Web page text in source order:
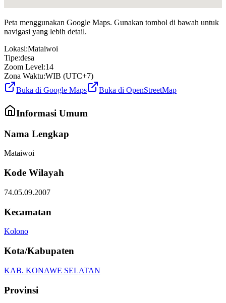
Peta menggunakan Google Maps. Gunakan tombol di bawah untuk
navigasi yang lebih detail.
Lokasi:Mataiwoi
Tipe:desa
Zoom Level:14
Zona Waktu:WIB (UTC+7)
Buka di Google Maps
Buka di OpenStreetMap
Informasi Umum
Nama Lengkap
Mataiwoi
Kode Wilayah
74.05.09.2007
Kecamatan
Kolono
Kota/Kabupaten
KAB. KONAWE SELATAN
Provinsi